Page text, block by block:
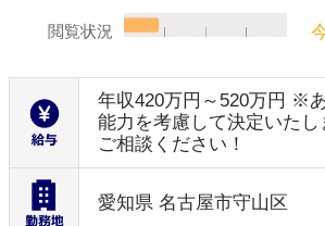
閲覧状況
年収420万円～520万円 ※
能力を考慮して決定いた
ご相談ください！
愛知県 名古屋市守山区